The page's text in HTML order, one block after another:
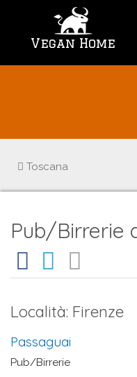
Vegan Home
Toscana
Pub/Birrerie
Località: Firenze
Passaguai
Pub/Birrerie